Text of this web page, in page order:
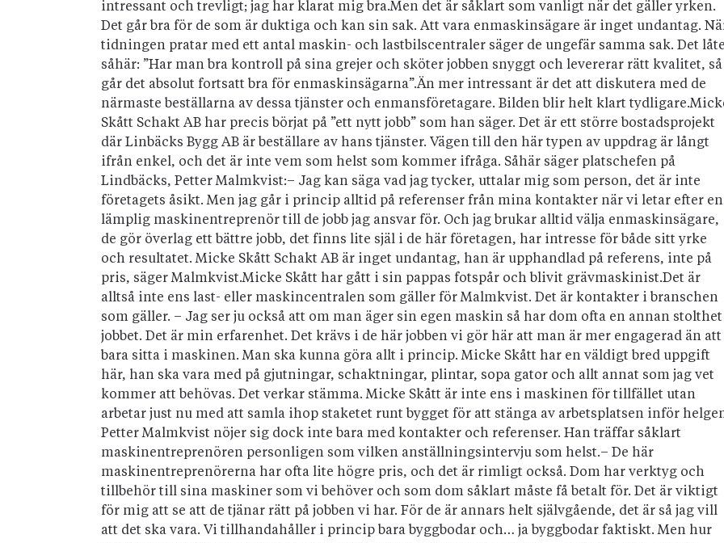
intressant och trevligt; jag har klarat mig bra.Men det är såklart som vanligt när det gäller yrken.
Det går bra för de som är duktiga och kan sin sak. Att vara enmaskinsägare är inget undantag.
tidningen pratar med ett antal maskin- och lastbilscentraler säger de ungefär samma sak. Det
såhär: ”Har man bra kontroll på sina grejer och sköter jobben snyggt och levererar rätt kvalitet, så
går det absolut fortsatt bra för enmaskinsägarna”.Än mer intressant är det att diskutera med de
närmaste beställarna av dessa tjänster och enmansföretagare. Bilden blir helt klart
Skått Schakt AB har precis börjat på ”ett nytt jobb” som han säger. Det är ett större bostadsprojekt
där Linbäcks Bygg AB är beställare av hans tjänster. Vägen till den här typen av uppdrag är långt
ifrån enkel, och det är inte vem som helst som kommer ifråga. Såhär säger platschefen på
Lindbäcks, Petter Malmkvist:– Jag kan säga vad jag tycker, uttalar mig som person, det är inte
företagets åsikt. Men jag går i princip alltid på referenser från mina kontakter när vi letar efter en
lämplig maskinentreprenör till de jobb jag ansvar för. Och jag brukar alltid välja enmaskinsägare,
de gör överlag ett bättre jobb, det finns lite själ i de här företagen, har intresse för både sitt yrke
och resultatet. Micke Skått Schakt AB är inget undantag, han är upphandlad på referens, inte på
pris, säger Malmkvist.Micke Skått har gått i sin pappas fotspår och blivit grävmaskinist.Det är
alltså inte ens last- eller maskincentralen som gäller för Malmkvist. Det är kontakter i branschen
som gäller. – Jag ser ju också att om man äger sin egen maskin så har dom ofta en annan
jobbet. Det är min erfarenhet. Det krävs i de här jobben vi gör här att man är mer engagerad än att
bara sitta i maskinen. Man ska kunna göra allt i princip. Micke Skått har en väldigt bred uppgift
här, han ska vara med på gjutningar, schaktningar, plintar, sopa gator och allt annat som jag vet
kommer att behövas. Det verkar stämma. Micke Skått är inte ens i maskinen för tillfället utan
arbetar just nu med att samla ihop staketet runt bygget för att stänga av arbetsplatsen inför
Petter Malmkvist nöjer sig dock inte bara med kontakter och referenser. Han träffar såklart
maskinentreprenören personligen som vilken anställnings­intervju som helst.– De här
maskinentreprenörerna har ofta lite högre pris, och det är rimligt också. Dom har verktyg och
tillbehör till sina maskiner som vi behöver och som dom såklart måste få betalt för. Det är viktigt
för mig att se att de tjänar rätt på jobben vi har. För de är annars helt självgående, det är så jag vill
att det ska vara. Vi tillhandahåller i princip bara bygg­bodar och… ja byggbodar faktiskt. Men hur